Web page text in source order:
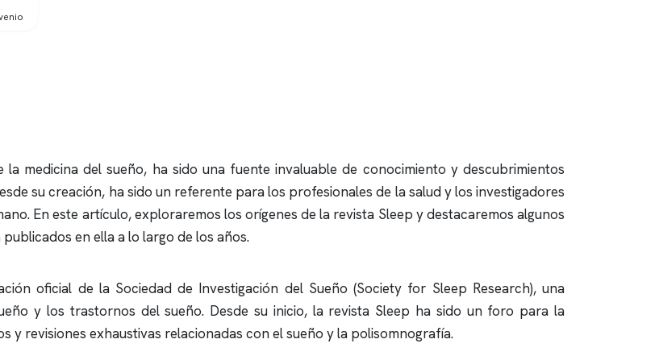
medicina del sueño, ha sido una fuente invaluable de conocimiento y descubrimientos
su creación, ha sido un referente para los profesionales de la salud y los investigadores
En este artículo, exploraremos los orígenes de la revista Sleep y destacaremos algunos
publicados en ella a lo largo de los años.
oficial de la Sociedad de Investigación del Sueño (Society for Sleep Research), una
y los trastornos del sueño. Desde su inicio, la revista Sleep ha sido un foro para la
y revisiones exhaustivas relacionadas con el sueño y la polisomnografía.